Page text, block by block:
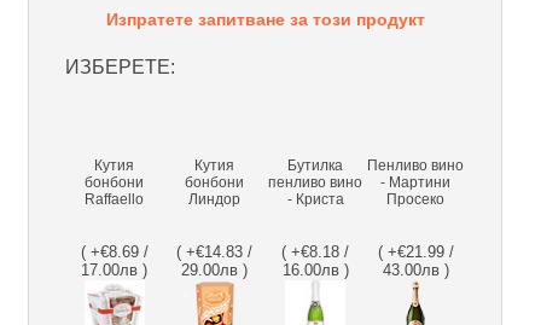
Изпратете запитване за този продукт
ИЗБЕРЕТЕ:
Кутия
бонбони
Raffaello
( +€8.69 /
17.00лв )
Кутия
бонбони
Линдор
( +€14.83 /
29.00лв )
Бутилка
пенливо вино
- Криста
( +€8.18 /
16.00лв )
Пенливо вино
- Мартини
Просеко
( +€21.99 /
43.00лв )